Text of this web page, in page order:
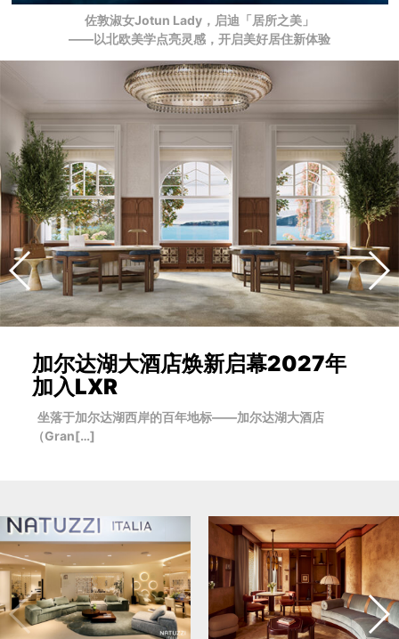
佐敦淑女Jotun Lady，启迪「居所之美」
——以北欧美学点亮灵感，开启美好居住新体验
加尔达湖大酒店焕新启幕2027年
加入LXR
坐落于加尔达湖西岸的百年地标——加尔达湖大酒店
（Gran[…]